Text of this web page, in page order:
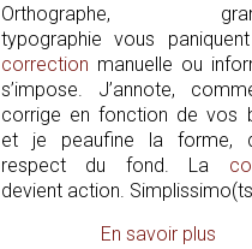
Orthographe,
typographie vous
correction manuelle ou
s’impose. J’annote,
corrige en fonction de vos
et je peaufine la forme,
respect du fond. La
devient action.
En savoir plus